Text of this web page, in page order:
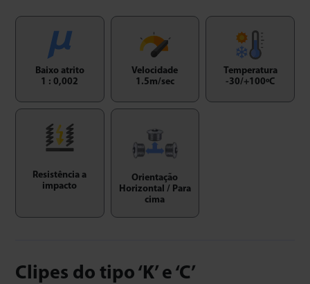
Baixo atrito
1 : 0,002
Velocidade
1.5m/sec
Temperatura
-30/+100ºC
Resistência a
impacto
Orientação
Horizontal / Para
cima
Clipes do tipo ‘K’ e ‘C’